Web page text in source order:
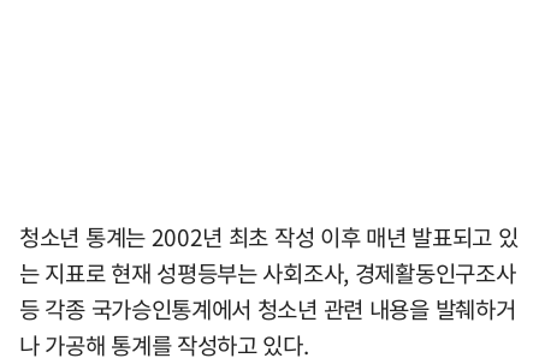
청소년 통계는 2002년 최초 작성 이후 매년 발표되고 있
는 지표로 현재 성평등부는 사회조사, 경제활동인구조사
등 각종 국가승인통계에서 청소년 관련 내용을 발췌하거
나 가공해 통계를 작성하고 있다.